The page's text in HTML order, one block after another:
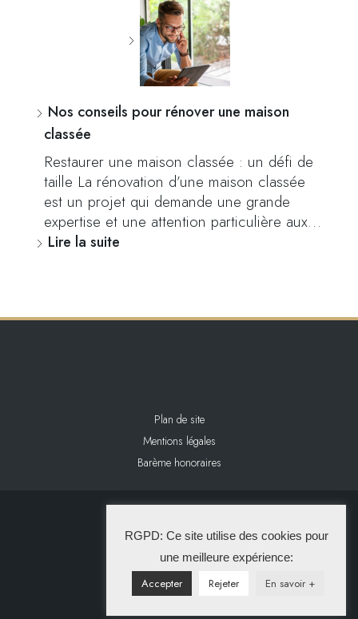
Nos conseils pour rénover une maison
classée
Restaurer une maison classée : un défi de
taille La rénovation d’une maison classée
est un projet qui demande une grande
expertise et une attention particulière aux…
Lire la suite
Plan de site
Mentions légales
Barème honoraires
La Solution Immo
RGPD: Ce site utilise des cookies pour
une meilleure expérience:
Accepter Rejeter En savoir +